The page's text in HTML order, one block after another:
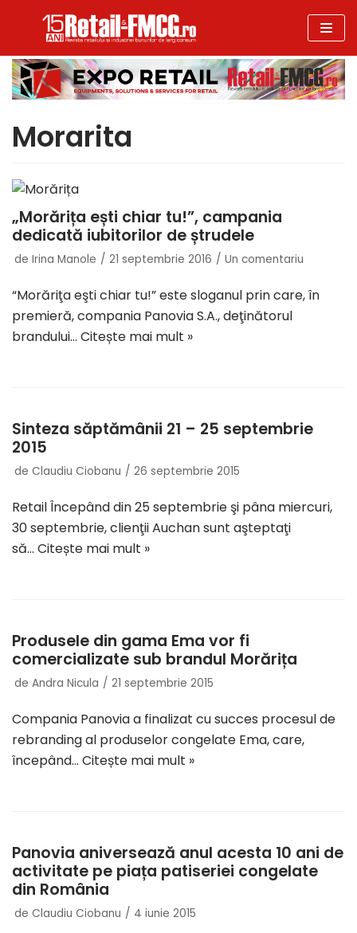
la
conținut
Morarita
„Morărița ești chiar tu!”, campania
dedicată iubitorilor de ștrudele
de Irina Manole 21 septembrie 2016 Un comentariu
“Morăriţa eşti chiar tu!” este sloganul prin care, în
premieră, compania Panovia S.A., deţinătorul
brandului… Citește mai mult »
Sinteza săptămânii 21 – 25 septembrie
2015
de Claudiu Ciobanu 26 septembrie 2015
Retail Începând din 25 septembrie şi pâna miercuri,
30 septembrie, clienţii Auchan sunt aşteptaţi
să… Citește mai mult »
Produsele din gama Ema vor fi
comercializate sub brandul Morărița
de Andra Nicula 21 septembrie 2015
Compania Panovia a finalizat cu succes procesul de
rebranding al produselor congelate Ema, care,
începând… Citește mai mult »
Panovia aniversează anul acesta 10 ani de
activitate pe piața patiseriei congelate
din România
de Claudiu Ciobanu 4 iunie 2015